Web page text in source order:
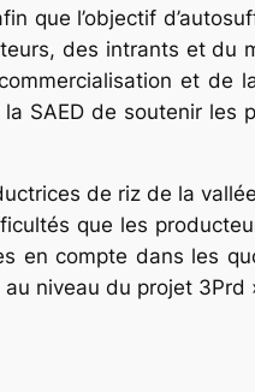
que l’objectif
des intrants et du
et de
SAED de soutenir les
de riz de la
que les
en compte dans les
niveau du projet 3Prd